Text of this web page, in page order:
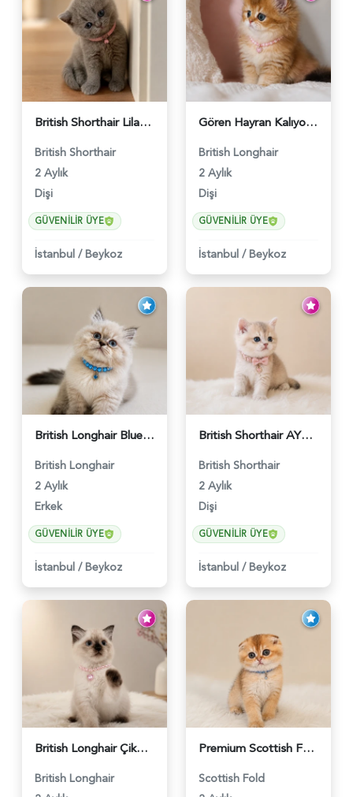
British Shorthair Lilac Dişi Tatlı Kızımız - 5236
British Shorthair
2 Aylık
Dişi
GÜVENILIR ÜYE
İstanbul / Beykoz
Gören Hayran Kalıyor! British Longhair Golden Dişi - 6345
British Longhair
2 Aylık
Dişi
GÜVENILIR ÜYE
İstanbul / Beykoz
British Longhair Blue Point Erkek Pofuduk Yavrumuz - 6348
British Longhair
2 Aylık
Erkek
GÜVENILIR ÜYE
İstanbul / Beykoz
British Shorthair AY12 Güzel Kızımız - 6349
British Shorthair
2 Aylık
Dişi
GÜVENILIR ÜYE
İstanbul / Beykoz
British Longhair Çikolatalı Sütlü Dişi Yavrumuz - 6347
British Longhair
Premium Scottish Fold Golden Yavru - 6400
Scottish Fold